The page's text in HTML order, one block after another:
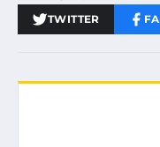
TWITTER